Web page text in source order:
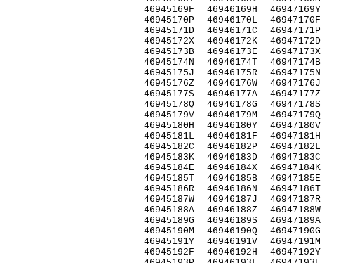
46945169F
46945170P
46945171D
46945172X
46945173B
46945174N
46945175J
46945176Z
46945177S
46945178Q
46945179V
46945180H
46945181L
46945182C
46945183K
46945184E
46945185T
46945186R
46945187W
46945188A
46945189G
46945190M
46945191Y
46945192F
46946169H
46946170L
46946171C
46946172K
46946173E
46946174T
46946175R
46946176W
46946177A
46946178G
46946179M
46946180Y
46946181F
46946182P
46946183D
46946184X
46946185B
46946186N
46946187J
46946188Z
46946189S
46946190Q
46946191V
46946192H
46947169Y
46947170F
46947171P
46947172D
46947173X
46947174B
46947175N
46947176J
46947177Z
46947178S
46947179Q
46947180V
46947181H
46947182L
46947183C
46947184K
46947185E
46947186T
46947187R
46947188W
46947189A
46947190G
46947191M
46947192Y